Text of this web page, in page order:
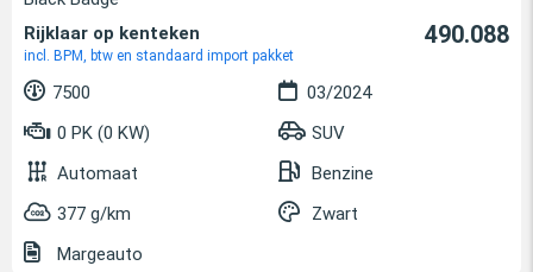
Rijklaar op kenteken
incl. BPM, btw en standaard import pakket
490.088
7500
03/2024
0 PK (0 KW)
SUV
Automaat
Benzine
377 g/km
Zwart
Margeauto